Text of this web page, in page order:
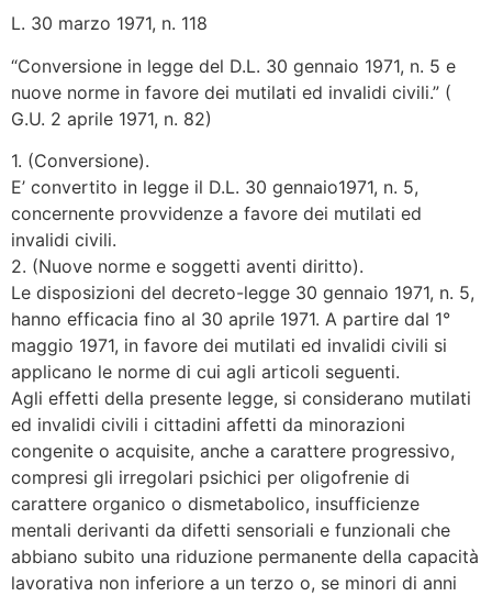
L. 30 marzo 1971, n. 118
“Conversione in legge del D.L. 30 gennaio 1971, n. 5 e
nuove norme in favore dei mutilati ed invalidi civili.” (
G.U. 2 aprile 1971, n. 82)
1. (Conversione).
E’ convertito in legge il D.L. 30 gennaio1971, n. 5,
concernente provvidenze a favore dei mutilati ed
invalidi civili.
2. (Nuove norme e soggetti aventi diritto).
Le disposizioni del decreto-legge 30 gennaio 1971, n. 5,
hanno efficacia fino al 30 aprile 1971. A partire dal 1°
maggio 1971, in favore dei mutilati ed invalidi civili si
applicano le norme di cui agli articoli seguenti.
Agli effetti della presente legge, si considerano mutilati
ed invalidi civili i cittadini affetti da minorazioni
congenite o acquisite, anche a carattere progressivo,
compresi gli irregolari psichici per oligofrenie di
carattere organico o dismetabolico, insufficienze
mentali derivanti da difetti sensoriali e funzionali che
abbiano subito una riduzione permanente della capacità
lavorativa non inferiore a un terzo o, se minori di anni